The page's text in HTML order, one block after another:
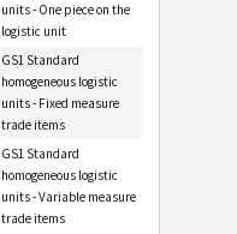
units - One piece on the
logistic unit
GS1 Standard
homogeneous logistic
units - Fixed measure
trade items
GS1 Standard
homogeneous logistic
units - Variable measure
trade items